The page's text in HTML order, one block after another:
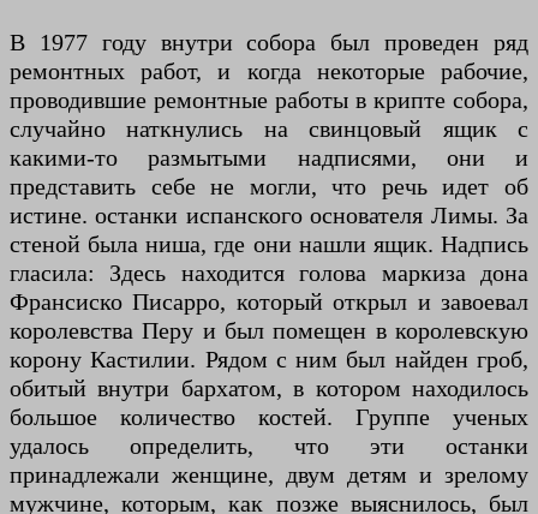
В 1977 году внутри собора был проведен ряд
ремонтных работ, и когда некоторые рабочие,
проводившие ремонтные работы в крипте собора,
случайно наткнулись на свинцовый ящик с
какими-то размытыми надписями, они и
представить себе не могли, что речь идет об
истине. останки испанского основателя Лимы. За
стеной была ниша, где они нашли ящик. Надпись
гласила: Здесь находится голова маркиза дона
Франсиско Писарро, который открыл и завоевал
королевства Перу и был помещен в королевскую
корону Кастилии. Рядом с ним был найден гроб,
обитый внутри бархатом, в котором находилось
большое количество костей. Группе ученых
удалось определить, что эти останки
принадлежали женщине, двум детям и зрелому
мужчине, которым, как позже выяснилось, был